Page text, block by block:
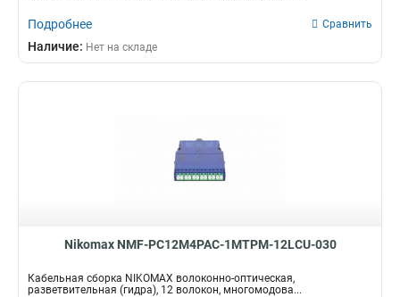
Подробнее Сравнить
Наличие: Нет на складе
Nikomax NMF-PC12M4PAC-1MTPM-12LCU-030
Кабельная сборка NIKOMAX волоконно-оптическая,
разветвительная (гидра), 12 волокон, многомодова...